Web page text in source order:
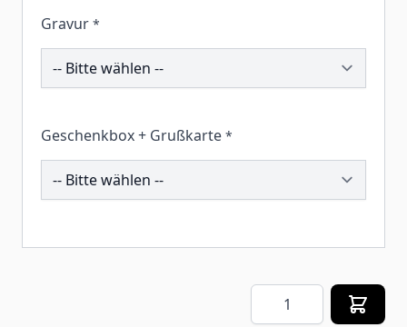
Gravur *
194601
Geschenkbox + Grußkarte *
258506
Menge